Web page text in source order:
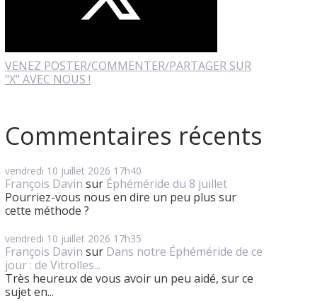
VENEZ POSTER/COMMENTER/PARTAGER SUR
"X" AVEC NOUS !
Commentaires récents
vendredi 10 juillet 2026 17h40
François Davin sur Éphéméride du 8 juillet
Pourriez-vous nous en dire un peu plus sur
cette méthode ?
vendredi 10 juillet 2026 17h35
François Davin sur Dans notre Éphéméride de ce
jour : de Vitrolles...
Très heureux de vous avoir un peu aidé, sur ce
sujet en...